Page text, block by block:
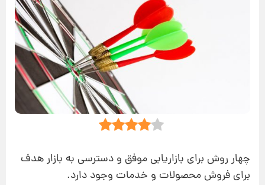
چهار روش برای بازاریابی موفق و دسترسی به بازار هدف
برای فروش محصولات و خدمات وجود دارد.